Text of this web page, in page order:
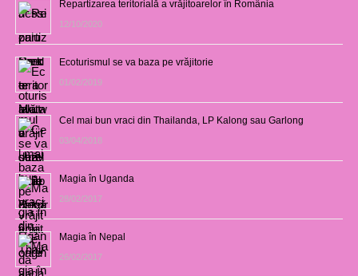
Repartizarea teritorială a vrăjitoarelor în România
12/10/2020
Ecoturismul se va baza pe vrăjitorie
01/02/2019
Cel mai bun vraci din Thailanda, LP Kalong sau Garlong
03/04/2018
Magia în Uganda
28/02/2017
Magia în Nepal
26/02/2017